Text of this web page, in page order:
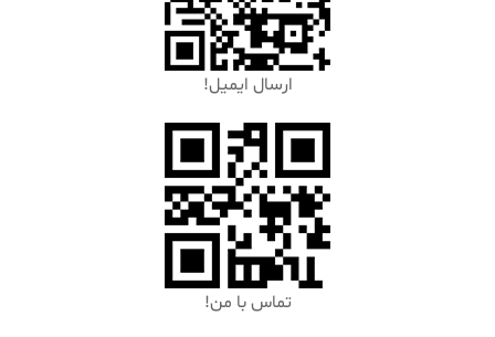
ارسال ایمیل!
تماس با من!